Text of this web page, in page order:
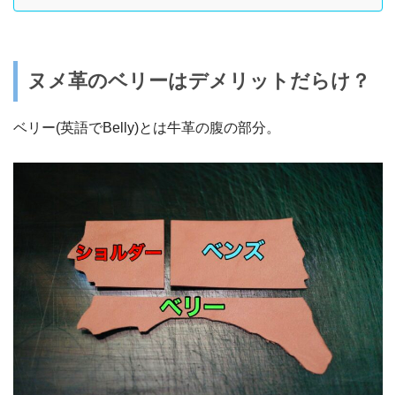
ヌメ革のベリーはデメリットだらけ？
ベリー(英語でBelly)とは牛革の腹の部分。